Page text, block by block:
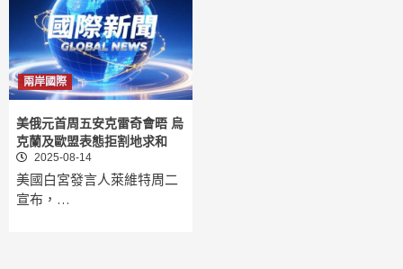
兩岸國際
美俄元首周五安克雷奇會晤 烏
克蘭及歐盟表態拒割地求和
2025-08-14
美國白宮發言人萊維特周二
宣布，…